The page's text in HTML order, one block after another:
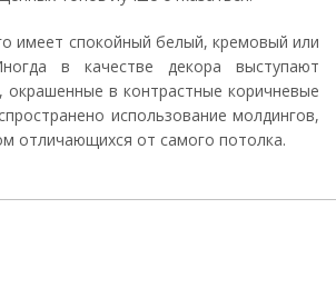
имеет спокойный белый, кремовый или
в качестве декора выступают
окрашенные в контрастные коричневые
использование молдингов,
отличающихся от самого потолка.